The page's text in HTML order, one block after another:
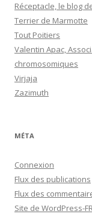
Réceptacle, le blog
Terrier de Marmotte
Tout Poitiers
Valentin Apac,
chromosomiques
Virjaja
Zazimuth
MÉTA
Connexion
Flux des publications
Flux des
Site de WordPress-